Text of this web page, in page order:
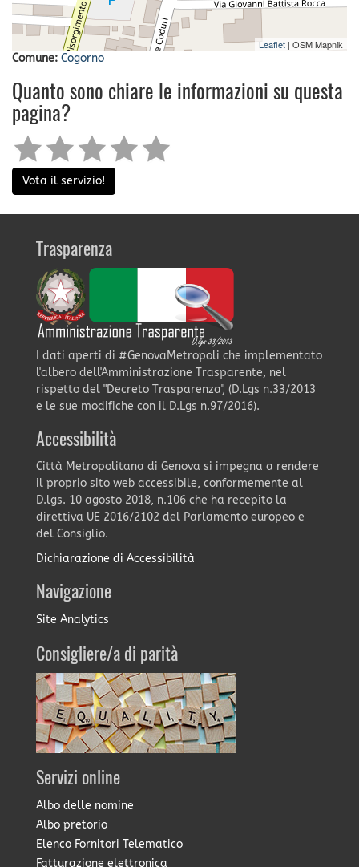
Leaflet | OSM Mapnik
Comune: Cogorno
Quanto sono chiare le informazioni su questa
pagina?
Vota il servizio!
Trasparenza
I dati aperti di #GenovaMetropoli che implementato
l'albero dell'Amministrazione Trasparente, nel
rispetto del "Decreto Trasparenza", (D.Lgs n.33/2013
e le sue modifiche con il D.Lgs n.97/2016).
Accessibilità
Città Metropolitana di Genova si impegna a rendere
il proprio sito web accessibile, conformemente al
D.lgs. 10 agosto 2018, n.106 che ha recepito la
direttiva UE 2016/2102 del Parlamento europeo e
del Consiglio.
Dichiarazione di Accessibilità
Navigazione
Site Analytics
Consigliere/a di parità
Servizi online
Albo delle nomine
Albo pretorio
Elenco Fornitori Telematico
Fatturazione elettronica